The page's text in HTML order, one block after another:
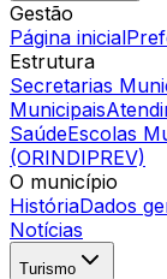
Gestão
Página inicial
Estrutura
Secretarias
Municipais
SaúdeEscolas
(ORINDIPREV)
O município
HistóriaDados
Notícias
Turismo